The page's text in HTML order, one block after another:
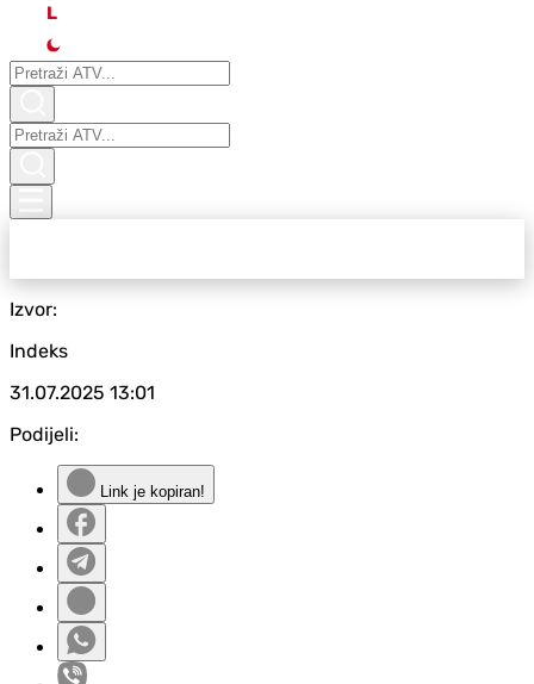
L
Izvor:
Indeks
31.07.2025 13:01
Podijeli:
Link je kopiran!